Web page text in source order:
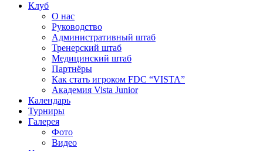
Клуб
О нас
Руководство
Административный штаб
Тренерский штаб
Медицинский штаб
Партнёры
Как стать игроком FDC “VISTA”
Академия Vista Junior
Календарь
Турниры
Галерея
Фото
Видео